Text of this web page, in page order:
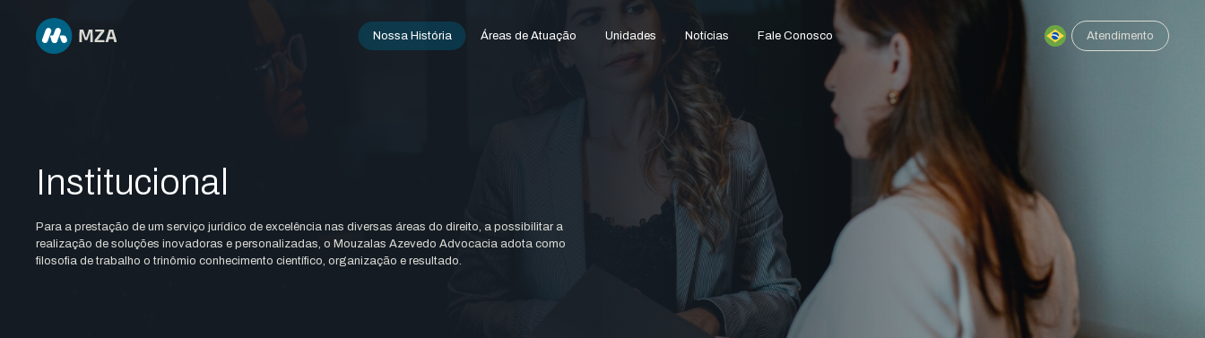
Nossa História Áreas de Atuação Unidades Notícias Fale Conosco Atendimento
Institucional
Para a prestação de um serviço jurídico de excelência nas diversas áreas do direito, a possibilitar a
realização de soluções inovadoras e personalizadas, o Mouzalas Azevedo Advocacia adota como
filosofia de trabalho o trinômio conhecimento científico, organização e resultado.